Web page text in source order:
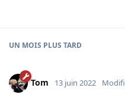
UN MOIS PLUS TARD
Tom 13 juin 2022